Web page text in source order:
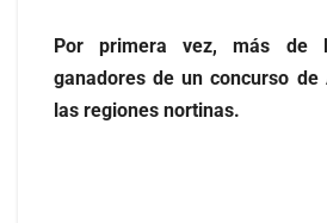
Por primera vez, más de
ganadores de un concurso de
las regiones nortinas.